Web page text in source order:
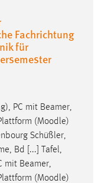
Fachrichtung
für
PC mit Beamer,
(Moodle)
Schüßler,
Bd [...] Tafel,
mit Beamer,
(Moodle)